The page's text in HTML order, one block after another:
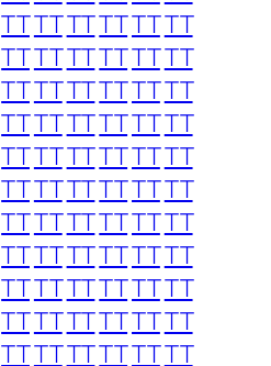
TTTTTTTTTTTT
TTTTTTTTTTTT
TTTTTTTTTTTT
TTTTTTTTTTTT
TTTTTTTTTTTT
TTTTTTTTTTTT
TTTTTTTTTTTT
TTTTTTTTTTTT
TTTTTTTTTTTT
TTTTTTTTTTTT
TTTTTTTTTTTT